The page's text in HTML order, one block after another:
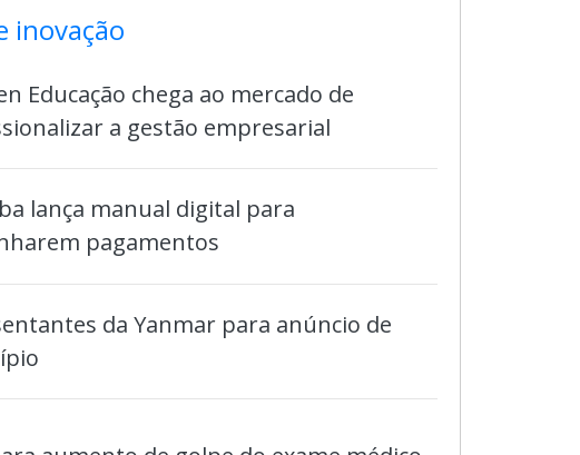
inovação
Educação chega ao mercado de
a gestão empresarial
lança manual digital para
pagamentos
da Yanmar para anúncio de